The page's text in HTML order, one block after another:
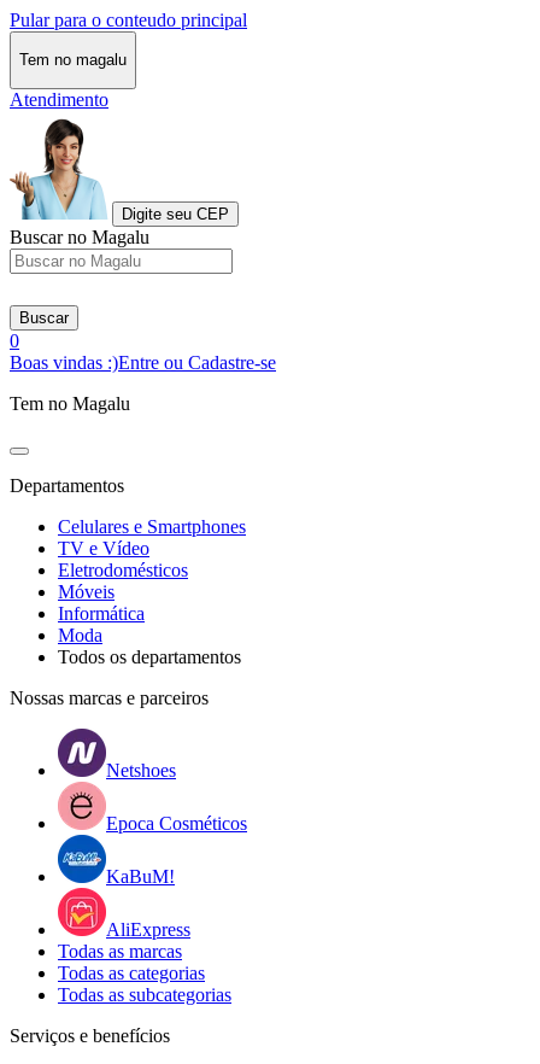
Pular para o conteudo principal
Tem no magalu
Atendimento
Digite seu CEP
Buscar no Magalu
Buscar
0
Boas vindas :)Entre ou Cadastre-se
Tem no Magalu
Departamentos
Celulares e Smartphones
TV e Vídeo
Eletrodomésticos
Móveis
Informática
Moda
Todos os departamentos
Nossas marcas e parceiros
Netshoes
Epoca Cosméticos
KaBuM!
AliExpress
Todas as marcas
Todas as categorias
Todas as subcategorias
Serviços e benefícios